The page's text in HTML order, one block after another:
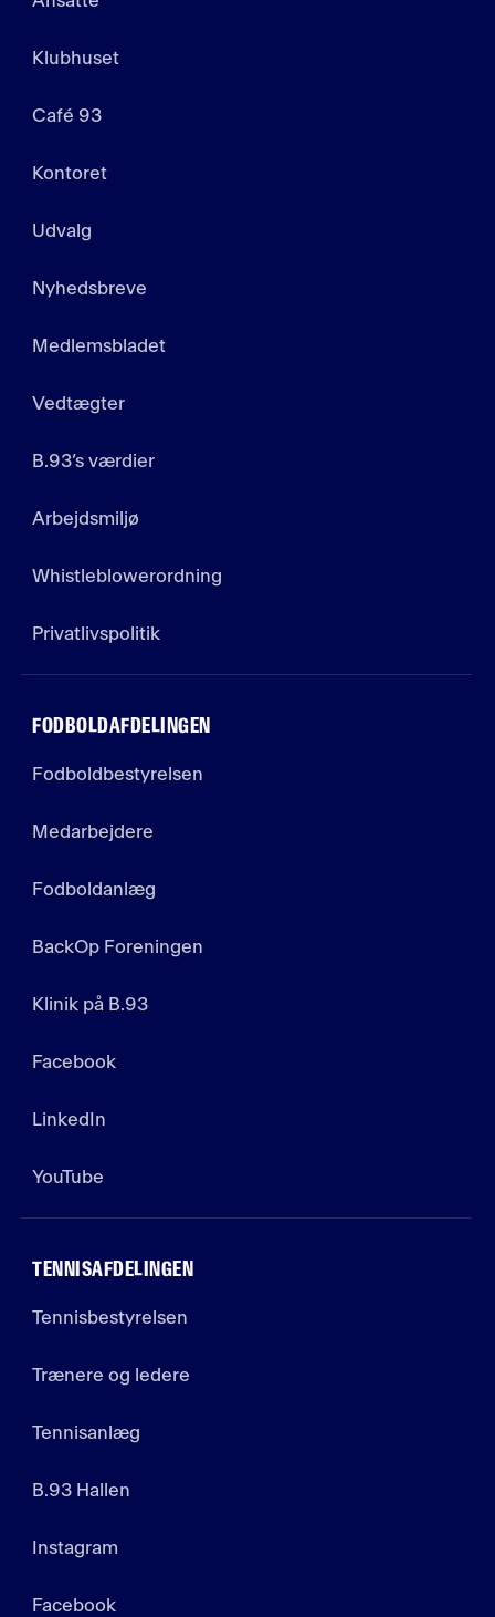
Klubhuset
Café 93
Kontoret
Udvalg
Nyhedsbreve
Medlemsbladet
Vedtægter
B.93’s værdier
Arbejdsmiljø
Whistleblowerordning
Privatlivspolitik
FODBOLDAFDELINGEN
Fodboldbestyrelsen
Medarbejdere
Fodboldanlæg
BackOp Foreningen
Klinik på B.93
Facebook
LinkedIn
YouTube
TENNISAFDELINGEN
Tennisbestyrelsen
Trænere og ledere
Tennisanlæg
B.93 Hallen
Instagram
Facebook